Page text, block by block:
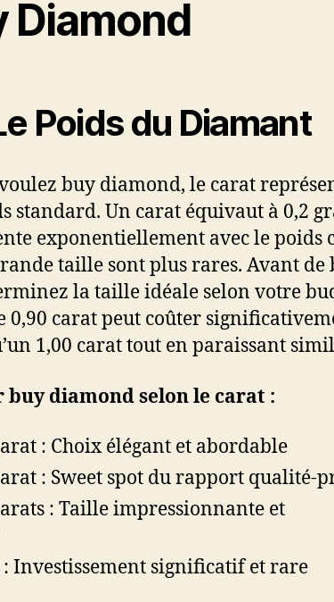
Diamond
Poids du Diamant
buy diamond, le carat
standard. Un carat équivaut à 0,2
exponentiellement avec le poids
taille sont plus rares. Avant de
la taille idéale selon votre
0,90 carat peut coûter
1,00 carat tout en paraissant
buy diamond selon le carat :
: Choix élégant et abordable
: Sweet spot du rapport qualité-
: Taille impressionnante et
: Investissement significatif et rare